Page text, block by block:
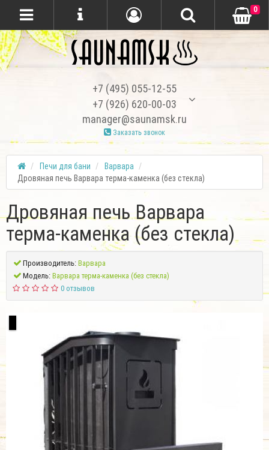
+7 (495) 055-12-55
+7 (926) 620-00-03
manager@saunamsk.ru
Заказать звонок
0
Печи для бани
Варвара
Дровяная печь Варвара терма-каменка (без стекла)
Дровяная печь Варвара
терма-каменка (без стекла)
Производитель:Варвара
Модель:Варвара терма-каменка (без стекла)
0 отзывов